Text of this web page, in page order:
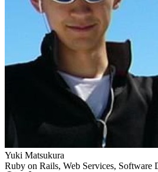
Yuki Matsukura
Ruby on Rails, Web Services, Software